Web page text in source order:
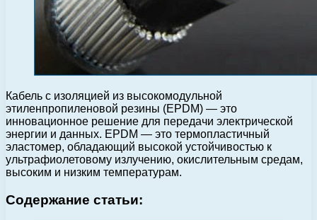
Кабель с изоляцией из высокомодульной
этиленпропиленовой резины (EPDM) — это
инновационное решение для передачи электрической
энергии и данных. EPDM — это термопластичный
эластомер, обладающий высокой устойчивостью к
ультрафиолетовому излучению, окислительным средам,
высоким и низким температурам.
Содержание статьи: